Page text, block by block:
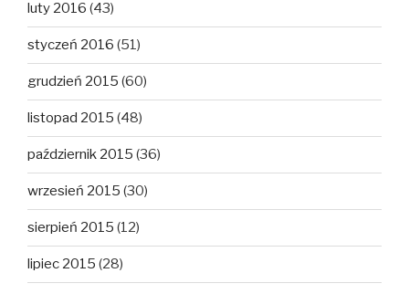
luty 2016 (43)
styczeń 2016 (51)
grudzień 2015 (60)
listopad 2015 (48)
październik 2015 (36)
wrzesień 2015 (30)
sierpień 2015 (12)
lipiec 2015 (28)